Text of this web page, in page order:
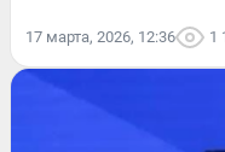
17 марта, 2026, 12:36 1